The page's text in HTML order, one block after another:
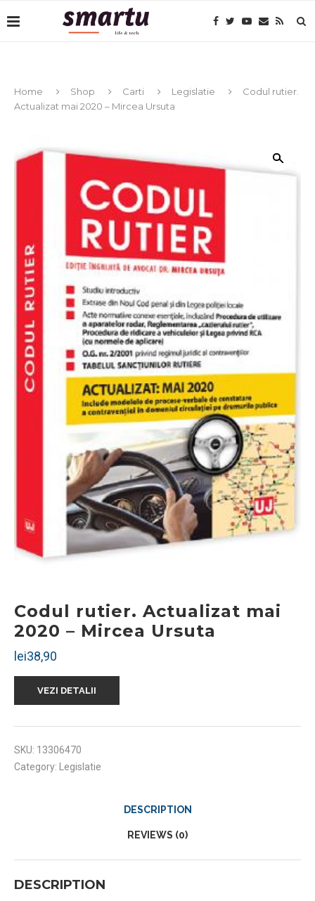
Home Shop Carti Legislatie
Codul rutier.
Actualizat mai 2020 – Mircea Ursuta
Codul rutier. Actualizat mai
2020 – Mircea Ursuta
lei38,90
VEZI DETALII
SKU: 13306470
Category:
Legislatie
DESCRIPTION
REVIEWS (0)
DESCRIPTION